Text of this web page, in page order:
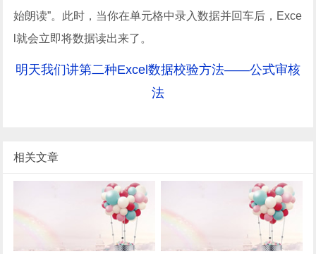
始朗读”。此时，当你在单元格中录入数据并回车后，Exce
l就会立即将数据读出来了。
明天我们讲第二种Excel数据校验方法——公式审核
法
相关文章